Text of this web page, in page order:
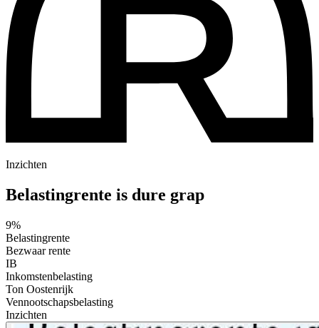
Inzichten
Belastingrente is dure grap
9%
Belastingrente
Bezwaar rente
IB
Inkomstenbelasting
Ton Oostenrijk
Vennootschapsbelasting
Inzichten